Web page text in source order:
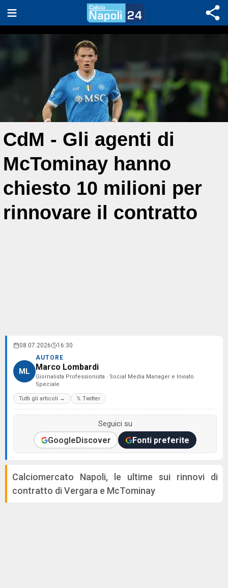
CdM - Gli agenti di
McTominay hanno
chiesto 10 milioni per
rinnovare il contratto
08.07.2026 16:30
ML
AUTORE
Marco Lombardi
Giornalista Professionista · Social Media Manager e Inviato
Speciale
Tutti gli articoli → 𝕏 Twitter
Seguici su
GoogleDiscover Fonti preferite
Calciomercato Napoli, le ultime sui rinnovi di
contratto di Vergara e McTominay